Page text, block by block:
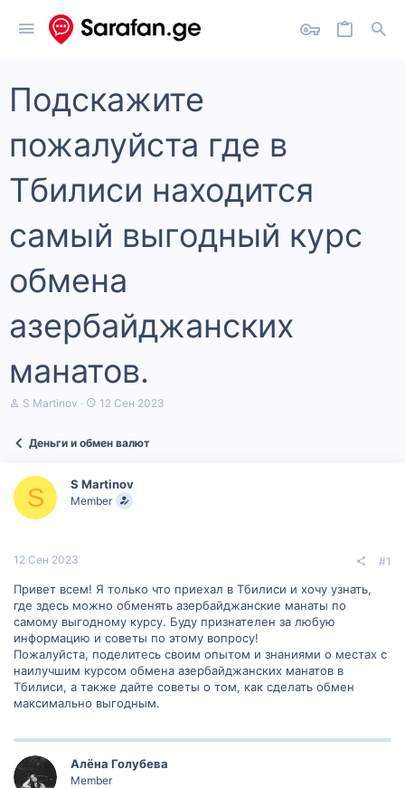
Подскажите
пожалуйста где в
Тбилиси находится
самый выгодный курс
обмена
азербайджанских
манатов.
А
т
м
ы
S Martinov
Д
а
ч
а
12 Сен 2023
Деньги и обмен валют
S S Martinov
Member
12 Сен 2023 #1
Привет всем! Я только что приехал в Тбилиси и хочу узнать,
где здесь можно обменять азербайджанские манаты по
самому выгодному курсу. Буду признателен за любую
информацию и советы по этому вопросу!
Пожалуйста, поделитесь своим опытом и знаниями о местах с
наилучшим курсом обмена азербайджанских манатов в
Тбилиси, а также дайте советы о том, как сделать обмен
максимально выгодным.
Алëна Голубева
Member